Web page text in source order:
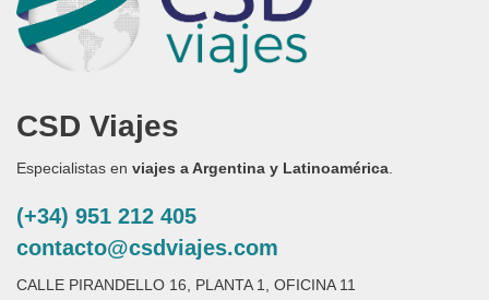
CSD Viajes
Especialistas en viajes a Argentina y Latinoamérica
(+34) 951 212 405
contacto@csdviajes.com
CALLE PIRANDELLO 16, PLANTA 1, OFICINA 11